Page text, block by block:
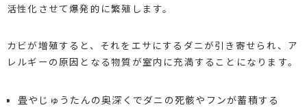
活性化させて爆発的に繁殖します。
カビが増殖すると、それをエサにするダニが引き寄せられ、ア
レルギーの原因となる物質が室内に充満することになります。
畳やじゅうたんの奥深くでダニの死骸やフンが蓄積する